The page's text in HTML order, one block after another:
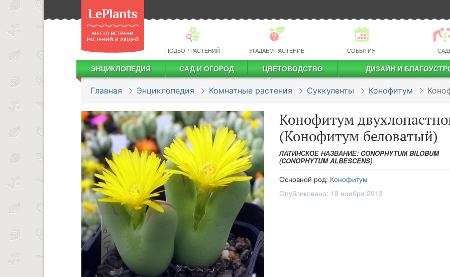
ПОДБОР РАСТЕНИЙ УГАДАЕМ РАСТЕНИЕ СОБЫТИЯ
ЭНЦИКЛОПЕДИЯ САД И ОГОРОД ЦВЕТОВОДСТВО ДИЗАЙН И
Главная Энциклопедия Комнатные растения Суккуленты Конофитум
Конофитум
(Конофитум беловатый)
ЛАТИНСКОЕ НАЗВАНИЕ: CONOPHYTUM BILOBUM
(CONOPHYTUM ALBESCENS)
Основной род: Конофитум
Опубликовано: 18 ноября 2013